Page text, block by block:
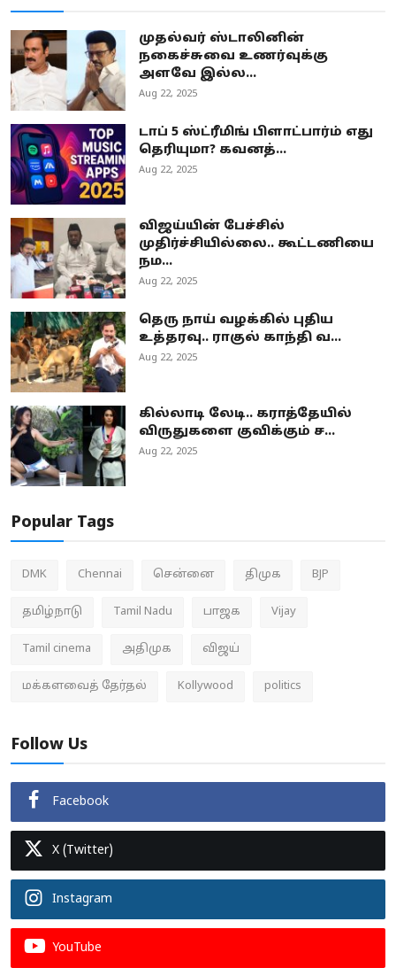
முதல்வர் ஸ்டாலினின்
நகைச்சுவை உணர்வுக்கு
அளவே இல்ல...
Aug 22, 2025
டாப் 5 ஸ்ட்ரீமிங் பிளாட்பார்ம் எது
தெரியுமா? கவனத்...
Aug 22, 2025
விஜய்யின் பேச்சில்
முதிர்ச்சியில்லை.. கூட்டணியை
நம...
Aug 22, 2025
தெரு நாய் வழக்கில் புதிய
உத்தரவு.. ராகுல் காந்தி வ...
Aug 22, 2025
கில்லாடி லேடி.. கராத்தேயில்
விருதுகளை குவிக்கும் ச...
Aug 22, 2025
Popular Tags
DMK Chennai சென்னை திமுக BJP
தமிழ்நாடு Tamil Nadu பாஜக Vijay
Tamil cinema அதிமுக விஜய்
மக்களவைத் தேர்தல் Kollywood politics
Follow Us
Facebook
X (Twitter)
Instagram
YouTube